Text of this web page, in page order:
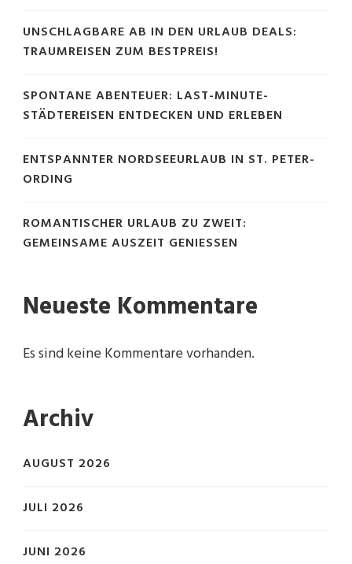
UNSCHLAGBARE AB IN DEN URLAUB DEALS:
TRAUMREISEN ZUM BESTPREIS!
SPONTANE ABENTEUER: LAST-MINUTE-
STÄDTEREISEN ENTDECKEN UND ERLEBEN
ENTSPANNTER NORDSEEURLAUB IN ST. PETER-
ORDING
ROMANTISCHER URLAUB ZU ZWEIT:
GEMEINSAME AUSZEIT GENIESSEN
Neueste Kommentare
Es sind keine Kommentare vorhanden.
Archiv
AUGUST 2026
JULI 2026
JUNI 2026